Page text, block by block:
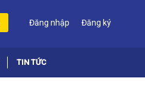
Đăng nhập Đăng ký
TIN TỨC